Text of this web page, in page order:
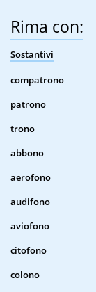
Rima con:
Sostantivi
compatrono
patrono
trono
abbono
aerofono
audifono
aviofono
citofono
colono